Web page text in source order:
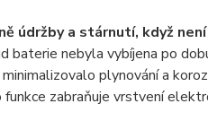
údržby a stárnutí, když
baterie nebyla vybíjena po
plynování a
zabraňuje vrstvení